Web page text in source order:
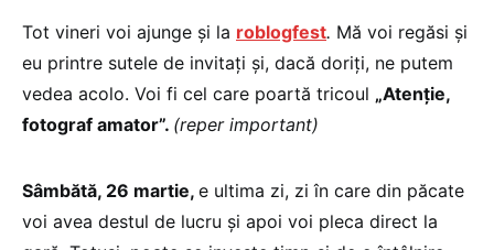
Tot vineri voi ajunge şi la roblogfest. Mă voi regăsi şi
eu printre sutele de invitaţi şi, dacă doriţi, ne putem
vedea acolo. Voi fi cel care poartă tricoul „Atenţie,
fotograf amator”. (reper important)
Sâmbătă, 26 martie, e ultima zi, zi în care din păcate
voi avea destul de lucru şi apoi voi pleca direct la